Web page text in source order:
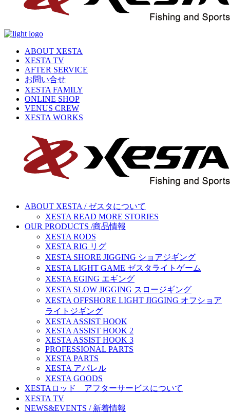
ABOUT XESTA
XESTA TV
AFTER SERVICE
お問い合せ
XESTA FAMILY
ONLINE SHOP
VENUS CREW
XESTA WORKS
ABOUT XESTA / ゼスタについて
XESTA READ MORE STORIES
OUR PRODUCTS /商品情報
XESTA RODS
XESTA RIG リグ
XESTA SHORE JIGGING ショアジギング
XESTA LIGHT GAME ゼスタライトゲーム
XESTA EGING エギング
XESTA SLOW JIGGING スロージギング
XESTA OFFSHORE LIGHT JIGGING オフショア
ライトジギング
XESTA ASSIST HOOK
XESTA ASSIST HOOK 2
XESTA ASSIST HOOK 3
PROFESSIONAL PARTS
XESTA PARTS
XESTA アパレル
XESTA GOODS
XESTAロッド アフターサービスについて
XESTA TV
NEWS&EVENTS / 新着情報